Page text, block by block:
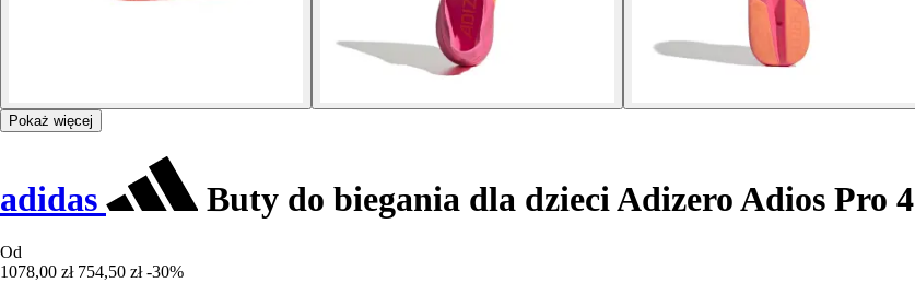
Pokaż więcej
adidas Buty do biegania dla dzieci Adizero Adios Pro 4
Od
1078,00 zł 754,50 zł -30%